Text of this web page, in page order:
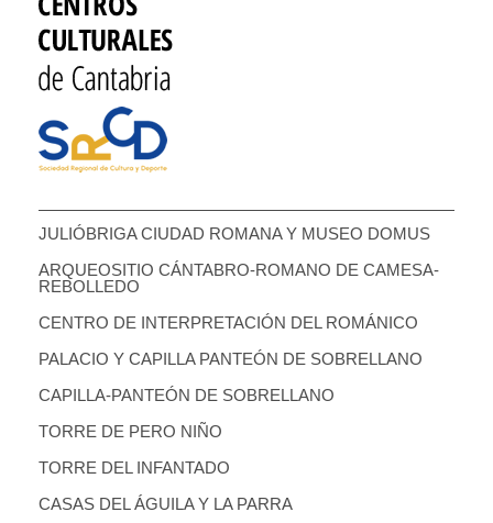
JULIÓBRIGA CIUDAD ROMANA Y MUSEO DOMUS
ARQUEOSITIO CÁNTABRO-ROMANO DE CAMESA-
REBOLLEDO
CENTRO DE INTERPRETACIÓN DEL ROMÁNICO
PALACIO Y CAPILLA PANTEÓN DE SOBRELLANO
CAPILLA-PANTEÓN DE SOBRELLANO
TORRE DE PERO NIÑO
TORRE DEL INFANTADO
CASAS DEL ÁGUILA Y LA PARRA